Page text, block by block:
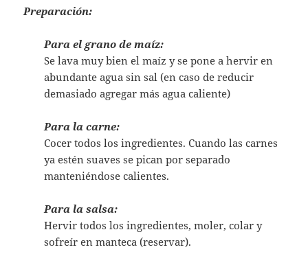
Preparación:
Para el grano de maíz:
Se lava muy bien el maíz y se pone a hervir en
abundante agua sin sal (en caso de reducir
demasiado agregar más agua caliente)
Para la carne:
Cocer todos los ingredientes. Cuando las carnes
ya estén suaves se pican por separado
manteniéndose calientes.
Para la salsa:
Hervir todos los ingredientes, moler, colar y
sofreír en manteca (reservar).